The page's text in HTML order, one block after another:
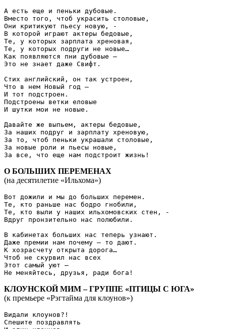
А есть еще и пеньки дубовые.
Вместо того, чтоб украсить столовые,
Они критикуют пьесу новую, -
В которой играют актеры бедовые,
Те, у которых зарплата хреновая,
Те, у которых подруги не новые…
Как появляются пни дубовые –
Это не знает даже Свифт.
Стих английский, он так устроен,
Что в нем Новый год –
И тот подстроен.
Подстроены ветки еловые
И шутки мои не новые.
Давайте же выпьем, актеры бедовые,
За наших подруг и зарплату хреновую,
За то, чтоб пеньки украшали столовые,
За новые роли и пьесы новые,
О БОЛЬШИХ ПЕРЕМЕНАХ
(на десятилетие «Ильхома»)
Вот дожили и мы до больших перемен.
Те, кто раньше нас бодро гнобили,
Те, кто выли у наших ильхомовских стен, -
Вдруг пронзительно нас полюбили.
В кабинетах больших нас теперь узнают.
Даже премии нам почему – то дают.
К хозрасчету открыта дорога…
Чтоб не скурвил нас всех
Этот самый уют –
КЛОУНСКОЙ МИМ – ГРУППЕ «ПТИЦЫ С ЮГА»
(к премьере «Рэгтайма для клоунов»)
Видали клоунов?!
Спешите поздравлять